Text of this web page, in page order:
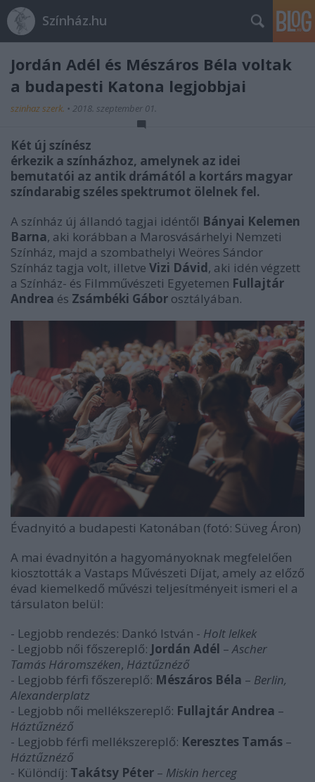
Színház.hu
Jordán Adél és Mészáros Béla voltak
a budapesti Katona legjobbjai
szinhaz szerk. • 2018. szeptember 01.
Két új színész
érkezik a színházhoz, amelynek az idei
bemutatói az antik drámától a kortárs magyar
színdarabig széles spektrumot ölelnek fel.
A színház új állandó tagjai idéntől Bányai Kelemen
Barna, aki korábban a Marosvásárhelyi Nemzeti
Színház, majd a szombathelyi Weöres Sándor
Színház tagja volt, illetve Vizi Dávid, aki idén végzett
a Színház- és Filmművészeti Egyetemen Fullajtár
Andrea és Zsámbéki Gábor osztályában.
Évadnyitó a budapesti Katonában (fotó: Süveg Áron)
A mai évadnyitón a hagyományoknak megfelelően
kiosztották a Vastaps Művészeti Díjat, amely az előző
évad kiemelkedő művészi teljesítményeit ismeri el a
társulaton belül:
- Legjobb rendezés: Dankó István - Holt lelkek
- Legjobb női főszereplő: Jordán Adél –Ascher
Tamás Háromszéken, Háztűznéző
- Legjobb férfi főszereplő: Mészáros Béla – Berlin,
Alexanderplatz
- Legjobb női mellékszereplő: Fullajtár Andrea –
Háztűznéző
- Legjobb férfi mellékszereplő: Keresztes Tamás –
Háztűznéző
- Különdíj: Takátsy Péter – Miskin herceg